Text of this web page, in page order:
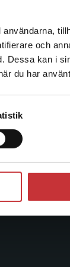
och
Dessa kan i
du har
via en
utanför